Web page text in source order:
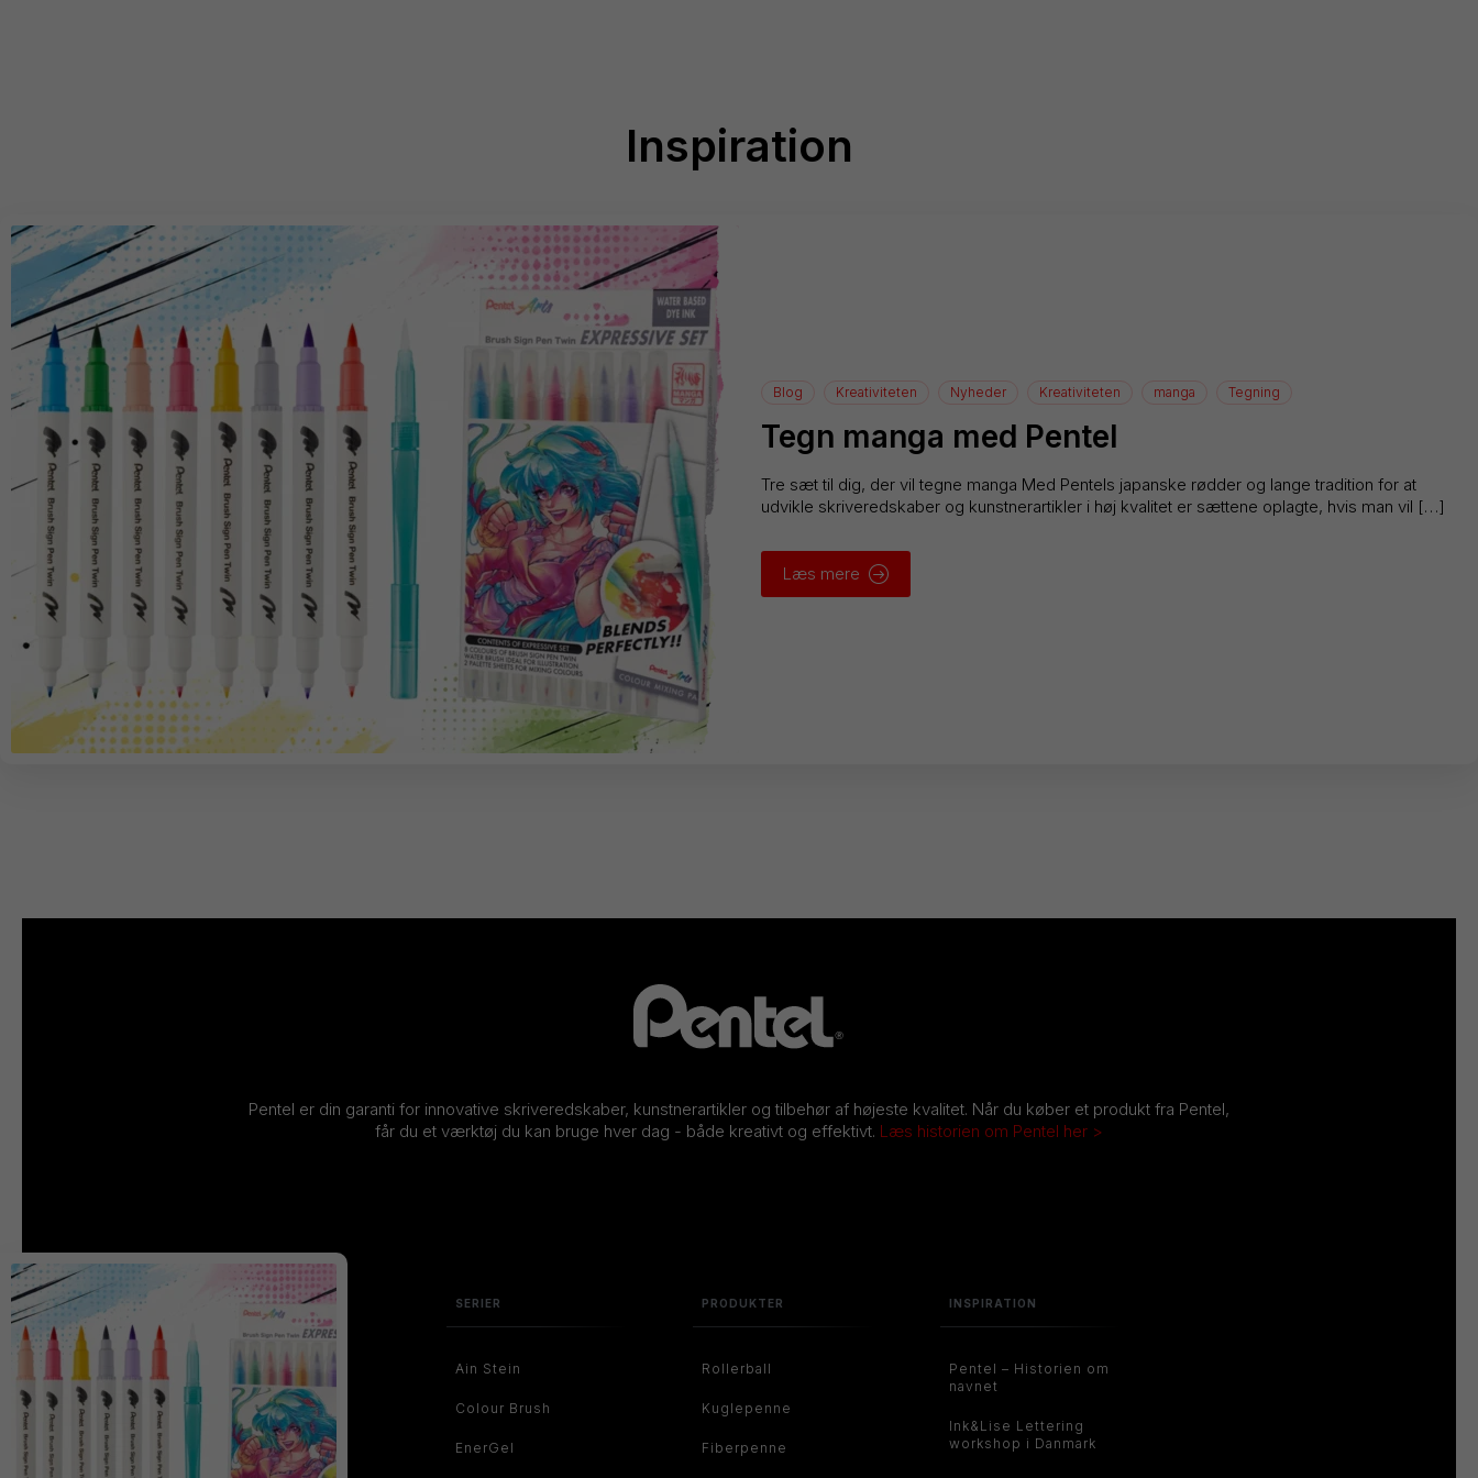
Inspiration
Blog Kreativiteten Nyheder Kreativiteten manga Tegning
Tegn manga med Pentel
Tre sæt til dig, der vil tegne manga Med Pentels japanske rødder og lange tradition for at
udvikle skriveredskaber og kunstnerartikler i høj kvalitet er sættene oplagte, hvis man vil […]
Læs mere
Pentel er din garanti for innovative skriveredskaber, kunstnerartikler og tilbehør af højeste kvalitet. Når du køber et produkt fra Pentel,
får du et værktøj du kan bruge hver dag - både kreativt og effektivt. Læs historien om Pentel her >
SERIER
Ain Stein
Colour Brush
EnerGel
PRODUKTER
Rollerball
Kuglepenne
Fiberpenne
INSPIRATION
Pentel – Historien om
navnet
Ink&Lise Lettering
workshop i Danmark